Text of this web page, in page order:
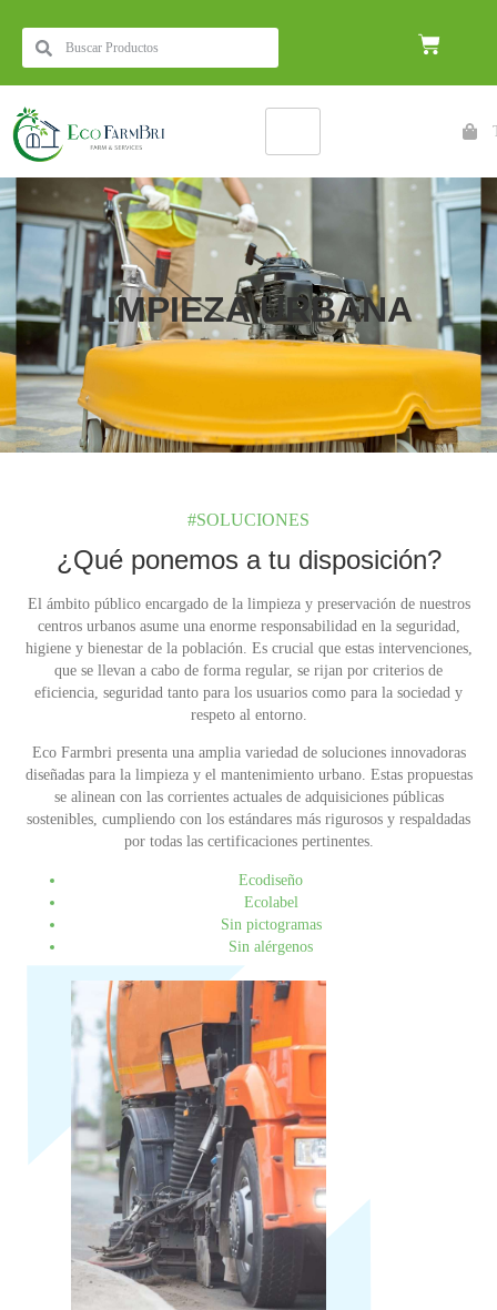
LIMPIEZA URBANA
#SOLUCIONES
¿Qué ponemos a tu disposición?
El ámbito público encargado de la limpieza y preservación de nuestros
centros urbanos asume una enorme responsabilidad en la seguridad,
higiene y bienestar de la población. Es crucial que estas intervenciones,
que se llevan a cabo de forma regular, se rijan por criterios de
eficiencia, seguridad tanto para los usuarios como para la sociedad y
respeto al entorno.
Eco Farmbri presenta una amplia variedad de soluciones innovadoras
diseñadas para la limpieza y el mantenimiento urbano. Estas propuestas
se alinean con las corrientes actuales de adquisiciones públicas
sostenibles, cumpliendo con los estándares más rigurosos y respaldadas
por todas las certificaciones pertinentes.
Ecodiseño
Ecolabel
Sin pictogramas
Sin alérgenos